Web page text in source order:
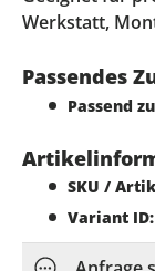
Werkstatt,
Passendes
Passend
SKU /
Variant ID: